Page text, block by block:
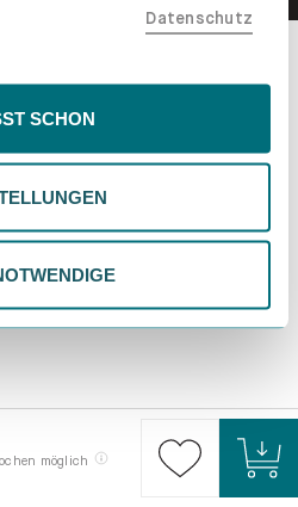
USA, verarbeitet werden
könnten. Wähle
deine Wahl jederzeit
findest du in unserer
Datenschutz
SCHON
möglich